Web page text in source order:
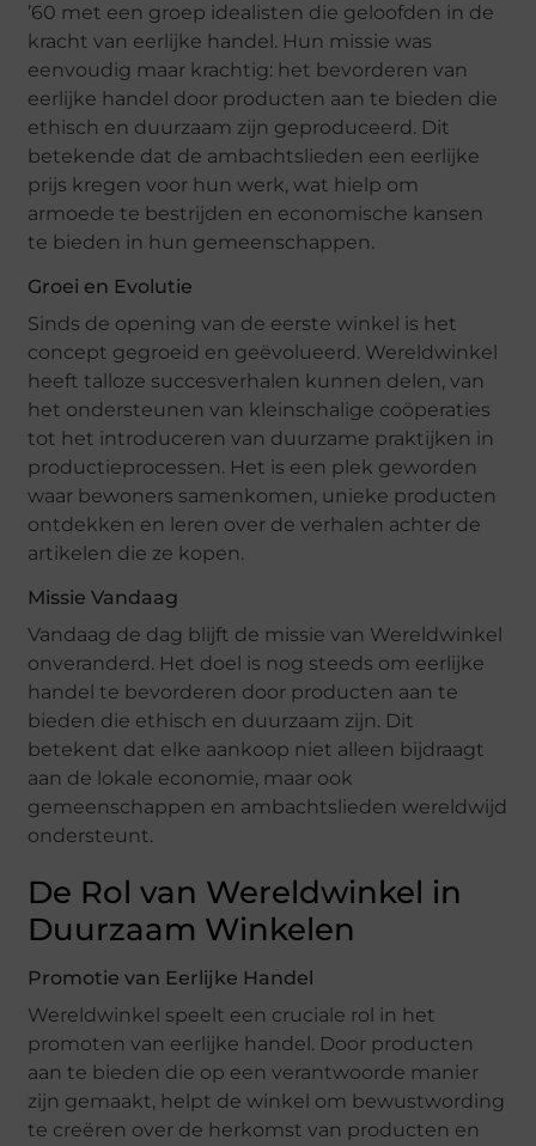
’60 met een groep idealisten die geloofden in de
kracht van eerlijke handel. Hun missie was
eenvoudig maar krachtig: het bevorderen van
eerlijke handel door producten aan te bieden die
ethisch en duurzaam zijn geproduceerd. Dit
betekende dat de ambachtslieden een eerlijke
prijs kregen voor hun werk, wat hielp om
armoede te bestrijden en economische kansen
te bieden in hun gemeenschappen.
Groei en Evolutie
Sinds de opening van de eerste winkel is het
concept gegroeid en geëvolueerd. Wereldwinkel
heeft talloze succesverhalen kunnen delen, van
het ondersteunen van kleinschalige coöperaties
tot het introduceren van duurzame praktijken in
productieprocessen. Het is een plek geworden
waar bewoners samenkomen, unieke producten
ontdekken en leren over de verhalen achter de
artikelen die ze kopen.
Missie Vandaag
Vandaag de dag blijft de missie van Wereldwinkel
onveranderd. Het doel is nog steeds om eerlijke
handel te bevorderen door producten aan te
bieden die ethisch en duurzaam zijn. Dit
betekent dat elke aankoop niet alleen bijdraagt
aan de lokale economie, maar ook
gemeenschappen en ambachtslieden wereldwijd
ondersteunt.
De Rol van Wereldwinkel in
Duurzaam Winkelen
Promotie van Eerlijke Handel
Wereldwinkel speelt een cruciale rol in het
promoten van eerlijke handel. Door producten
aan te bieden die op een verantwoorde manier
zijn gemaakt, helpt de winkel om bewustwording
te creëren over de herkomst van producten en